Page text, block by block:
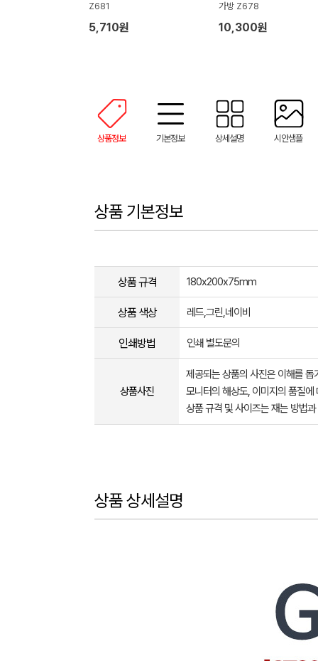
Z681
5,710원
가방 Z678
10,300원
상품정보 기본정보 상세설명 시안샘플
상품 기본정보
상품 규격 180x200x75mm
상품 색상 레드,그린,네이비
인쇄방법 인쇄 별도문의
상품사진
제공되는 상품의 사진은 이해를
모니터의 해상도, 이미지의 품질
상품 규격 및 사이즈는 재는 방법
상품 상세설명